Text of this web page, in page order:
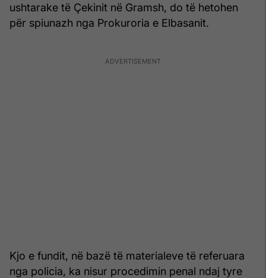
ushtarake të Çekinit në Gramsh, do të hetohen
për spiunazh nga Prokuroria e Elbasanit.
Kjo e fundit, në bazë të materialeve të referuara
nga policia, ka nisur procedimin penal ndaj tyre